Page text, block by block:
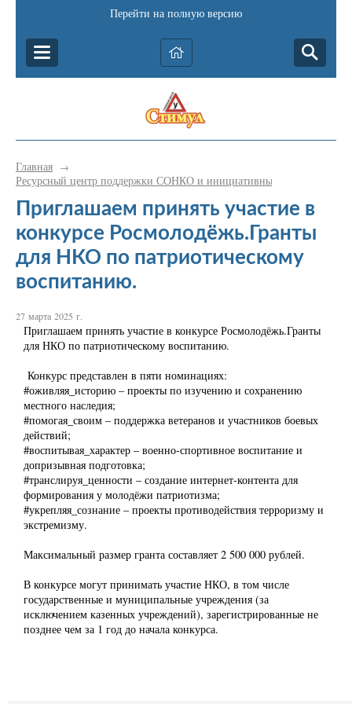
Перейти на полную версию
Главная →
Ресурсный центр поддержки СОНКО и инициативных граждан
Приглашаем принять участие в
конкурсе Росмолодёжь.Гранты
для НКО по патриотическому
воспитанию.
27 марта 2025 г.
Приглашаем принять участие в конкурсе Росмолодёжь.Гранты
для НКО по патриотическому воспитанию.
Конкурс представлен в пяти номинациях:
#оживляя_историю – проекты по изучению и сохранению
местного наследия;
#помогая_своим – поддержка ветеранов и участников боевых
действий;
#воспитывая_характер – военно-спортивное воспитание и
допризывная подготовка;
#транслируя_ценности – создание интернет-контента для
формирования у молодёжи патриотизма;
#укрепляя_сознание – проекты противодействия терроризму и
экстремизму.
Максимальный размер гранта составляет 2 500 000 рублей.
В конкурсе могут принимать участие НКО, в том числе
государственные и муниципальные учреждения (за
исключением казенных учреждений), зарегистрированные не
позднее чем за 1 год до начала конкурса.